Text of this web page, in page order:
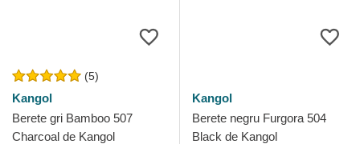
(5)
Kangol
Berete gri Bamboo 507
Charcoal de Kangol
Kangol
Berete negru Furgora 504
Black de Kangol